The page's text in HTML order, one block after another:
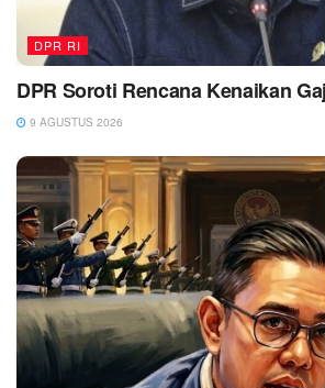
DPR RI
DPR Soroti Rencana Kenaikan
9 AGUSTUS 2026